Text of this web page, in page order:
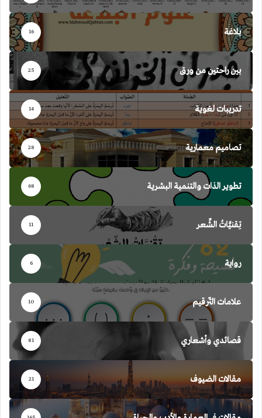
بلاغة 16
بين راحتين من ورق 25
تدريبات لغوية 14
تصاميم معمارية 28
تطوير الذات والتنمية البشرية 68
تِقنيَّاتُ الشِّعر 11
رواية 6
علامات التّرقيم 10
قصائدي وأشعاري 81
مقالات الضيوف 21